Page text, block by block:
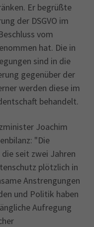
Er begrüßte
der DSGVO im
vom
hat. Die in
sind in die
gegenüber der
werden diese im
behandelt.
Joachim
"Die
seit zwei Jahren
plötzlich in
Anstrengungen
und Politik haben
Aufregung